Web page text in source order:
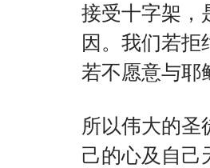
接受十字架，
因。我们若
若不愿意与耶
所以伟大的圣
己的心及自己